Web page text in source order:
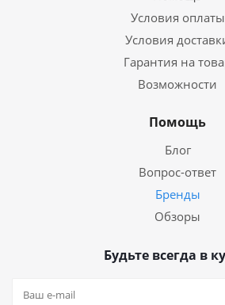
Условия оплаты
Условия
Гарантия на
Возможности
Помощь
Блог
Вопрос-ответ
Бренды
Обзоры
Будьте всегда в